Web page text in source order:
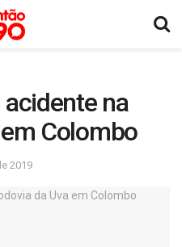
na
Colombo
2019